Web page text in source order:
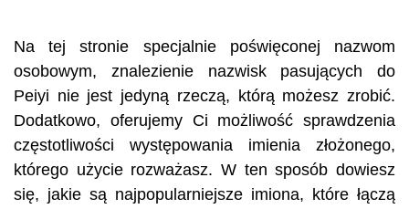
Na tej stronie specjalnie poświęconej nazwom
osobowym, znalezienie nazwisk pasujących do
Peiyi nie jest jedyną rzeczą, którą możesz zrobić.
Dodatkowo, oferujemy Ci możliwość sprawdzenia
częstotliwości występowania imienia złożonego,
którego użycie rozważasz. W ten sposób dowiesz
się, jakie są najpopularniejsze imiona, które łączą